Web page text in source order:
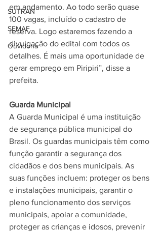
SUTRAN
SEMAF
Ouvidoria
em andamento. Ao todo serão quase
100 vagas, incluído o cadastro de
reserva. Logo estaremos fazendo a
divulgação do edital com todos os
detalhes. É mais uma oportunidade de
gerar emprego em Piripiri”, disse a
prefeita.
Guarda Municipal
A Guarda Municipal é uma instituição
de segurança pública municipal do
Brasil. Os guardas municipais têm como
função garantir a segurança dos
cidadãos e dos bens municipais. As
suas funções incluem: proteger os bens
e instalações municipais, garantir o
pleno funcionamento dos serviços
municipais, apoiar a comunidade,
proteger as crianças e idosos, prevenir